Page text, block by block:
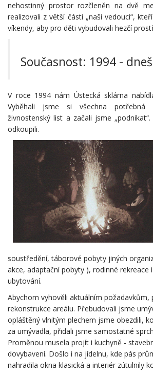
nehostinný prostor rozčleněn na dvě
realizovali z větší části „naši vedoucí“,
víkendy, aby pro děti vybudovali hezčí
Současnost: 1994 -
V roce 1994 nám Ústecká sklárna
Vyběhali jsme si všechna potřebná
živnostenský list a začali jsme
odkoupili.
soustředění, táborové pobyty jiných
akce, adaptační pobyty ), rodinné rekreace
ubytování.
Abychom vyhověli aktuálním požadavkům,
rekonstrukce areálu. Přebudovali jsme
opláštěný vlnitým plechem jsme obezdili,
za umývadla, přidali jsme samostatné
Proměnou musela projít i kuchyně -
dovybavení. Došlo i na jídelnu, kde pás
nahradila okna klasická a interiér zútulnily